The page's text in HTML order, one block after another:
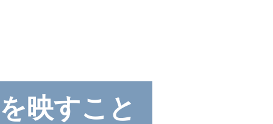
映すこと